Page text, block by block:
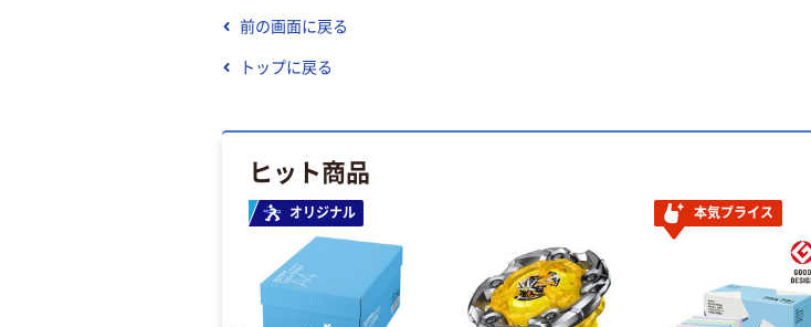
前の画面に戻る
トップに戻る
ヒット商品
オリジナル 本気プライス